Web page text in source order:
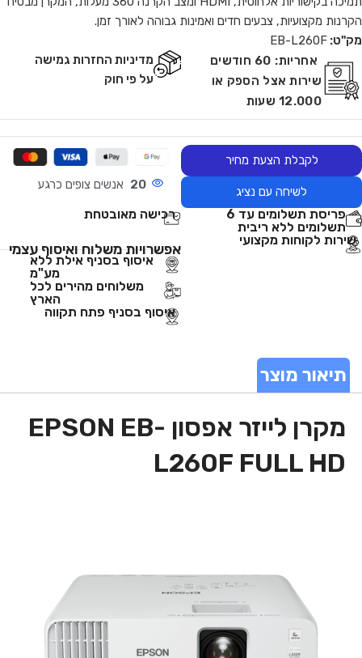
הקרנות מקצועיות, צבעים חדים ואמינות גבוהה לאורך זמן.
מק"ט: EB-L260F
אחריות:
60 חודשים
שירות אצל הספק או
12.000 שעות
מדיניות החזרות גמישה
על פי חוק
לקבלת הצעת מחיר
לשיחה עם נציג 20 אנשים צופים כרגע
פריסת תשלומים עד 6
תשלומים ללא ריבית
רכישה מאובטחת
שירות לקוחות מקצועי
אפשרויות משלוח ואיסוף עצמי
איסוף בסניף אילת ללא
מע"מ
משלוחים מהירים לכל
הארץ
איסוף בסניף פתח תקווה
תיאור מוצר
מקרן לייזר אפסון EPSON EB-
L260F FULL HD